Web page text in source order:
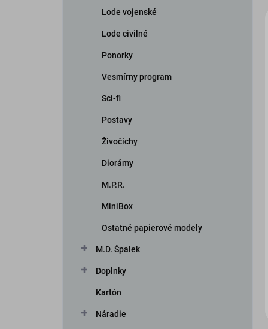
Lode vojenské
Lode civilné
Ponorky
Vesmírny program
Sci-fi
Postavy
Živočíchy
Diorámy
M.P.R.
MiniBox
Ostatné papierové modely
M.D. Špalek
Doplnky
Kartón
Náradie